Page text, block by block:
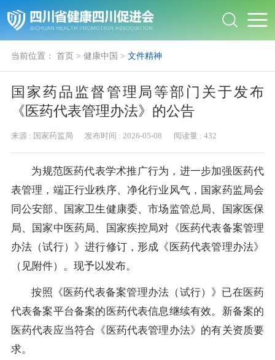
当前位置： 首页 > 健康中国 > 文件精神
国家药品监督管理局等部门关于发布
《医药代表管理办法》的公告
来源 : 国家药监局 发布时间 :2026-05-08 阅读量 :432
为规范医药代表学术推广行为，进一步加强医药代
表管理，端正行业秩序、净化行业风气，国家药监局会
同公安部、国家卫生健康委、市场监管总局、国家医保
局、国家中医药局、国家疾控局对《医药代表备案管理
办法（试行）》进行修订，形成《医药代表管理办法》
（见附件）。现予以发布。
按照《医药代表备案管理办法（试行）》已在医药
代表备案平台备案的医药代表信息继续有效。新备案的
医药代表应当符合《医药代表管理办法》的有关资质要
求。